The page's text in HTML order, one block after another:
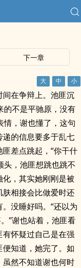
下一章
在争辩上。池匪沉
的不是平驰原，没有
情，谢也懂了，这句
的信息要多于乱七
差点跳起，“你干什
头，池匪想跳也跳不
，其实她刚刚是被
相接会比做爱时还
没睡好吗。“还以为
”谢也站着，池匪看
怀疑过自己是在强
知道，她完了。如
然不知道谢也何时